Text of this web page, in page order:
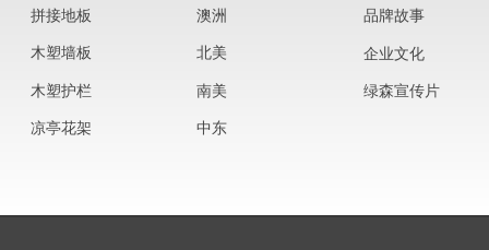
品牌故事
企业文化
绿森宣传片
澳洲
北美
南美
中东
拼接地板
木塑墙板
木塑护栏
凉亭花架